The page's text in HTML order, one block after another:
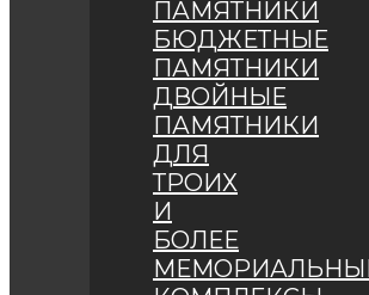
ПАМЯТНИКИ
БЮДЖЕТНЫЕ
ПАМЯТНИКИ
ДВОЙНЫЕ
ПАМЯТНИКИ
ДЛЯ
ТРОИХ
И
БОЛЕЕ